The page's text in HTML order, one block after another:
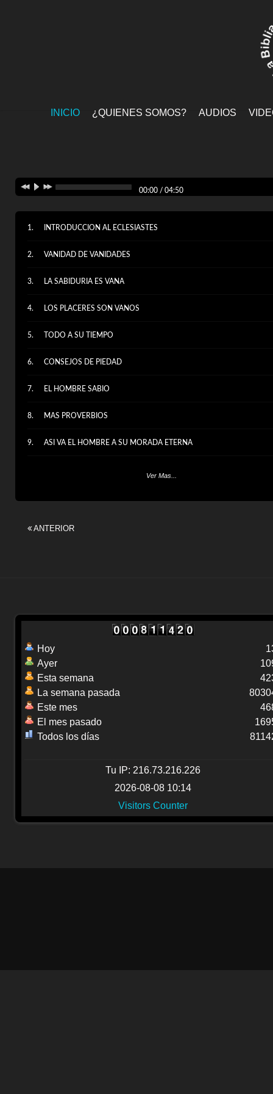
INICIO ¿QUIENES SOMOS? AUDIOS
00:00 / 04:50
INTRODUCCION AL ECLESIASTES
VANIDAD DE VANIDADES
LA SABIDURIA ES VANA
LOS PLACERES SON VANOS
TODO A SU TIEMPO
CONSEJOS DE PIEDAD
EL HOMBRE SABIO
MAS PROVERBIOS
ASI VA EL HOMBRE A SU MORADA ETERNA
Ver Mas...
ANTERIOR
Hoy
Ayer
Esta semana
La semana pasada
Este mes
El mes pasado
Todos los días
Tu IP: 216.73.216.226
2026-08-08 10:14
Visitors Counter